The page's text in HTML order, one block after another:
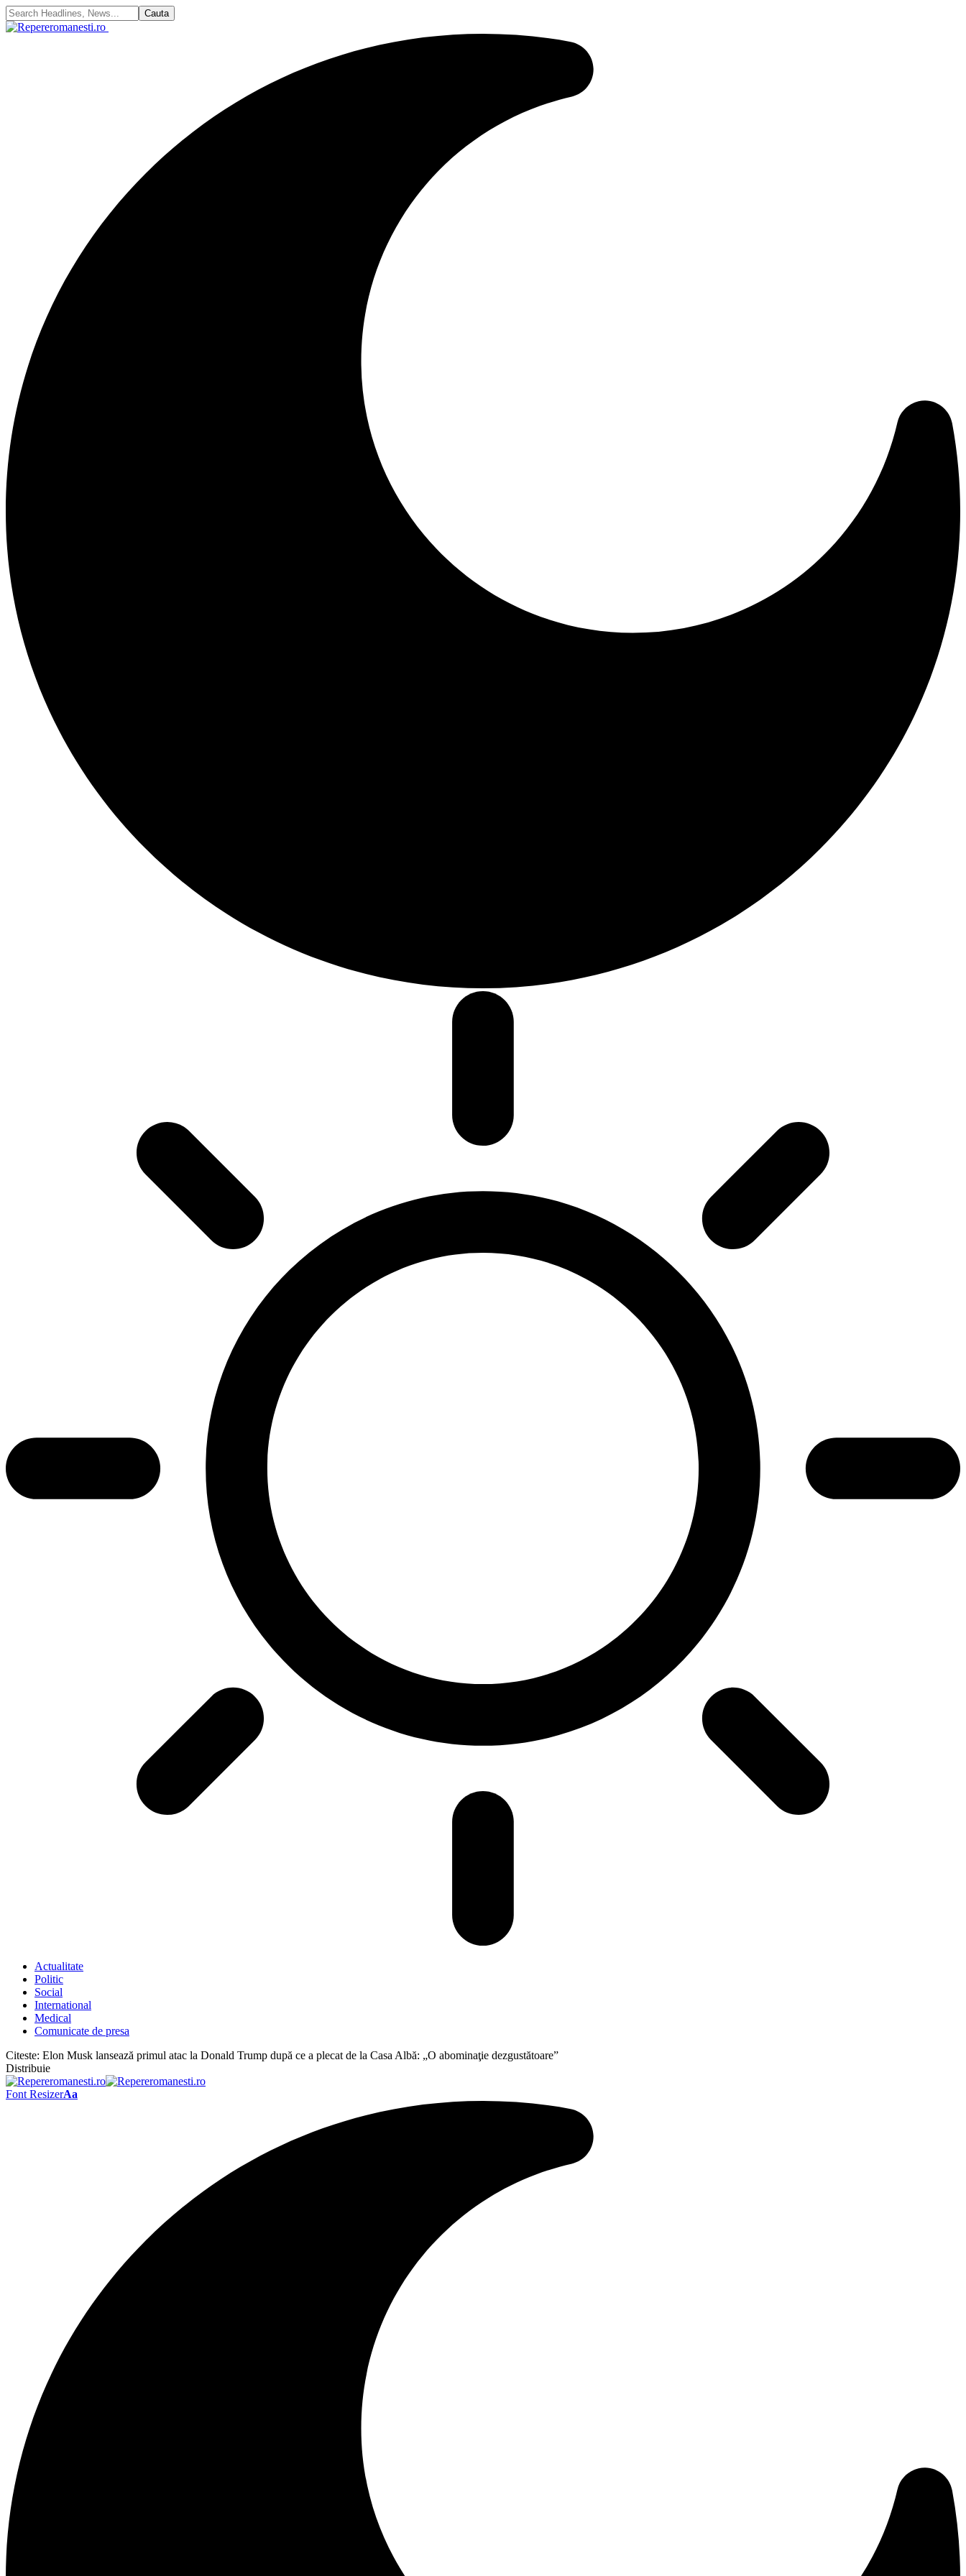
Actualitate
Politic
Social
International
Medical
Comunicate de presa
Citeste: Elon Musk lansează primul atac la Donald Trump după ce a plecat de la Casa Albă: „O abominaţie dezgustătoare”
Distribuie
Font ResizerAa